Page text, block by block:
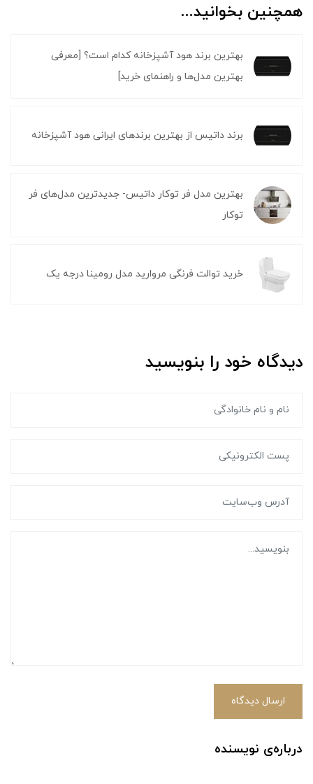
همچنین بخوانید...
بهترین برند هود آشپزخانه کدام است؟ [معرفی
بهترین مدل‌ها و راهنمای خرید]
برند داتیس از بهترین برندهای ایرانی هود آشپزخانه
بهترین مدل فر توکار داتیس- جدیدترین مدل‌های فر
توکار
خرید توالت فرنگی مروارید مدل رومینا درجه یک
دیدگاه خود را بنویسید
ارسال دیدگاه
درباره‌ی نویسنده